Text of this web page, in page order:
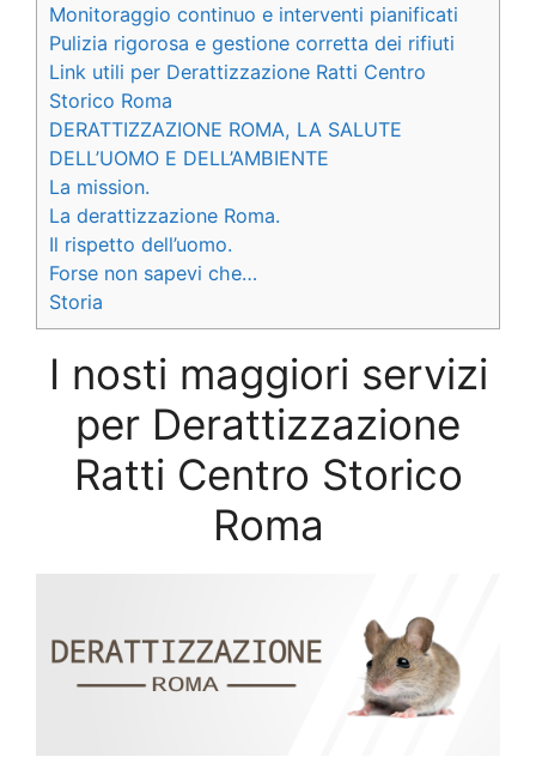
Monitoraggio continuo e interventi pianificati
Pulizia rigorosa e gestione corretta dei rifiuti
Link utili per Derattizzazione Ratti Centro
Storico Roma
DERATTIZZAZIONE ROMA, LA SALUTE
DELL’UOMO E DELL’AMBIENTE
La mission.
La derattizzazione Roma.
Il rispetto dell’uomo.
Forse non sapevi che…
Storia
I nosti maggiori servizi
per Derattizzazione
Ratti Centro Storico
Roma